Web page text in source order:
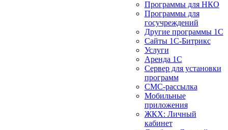
Программы для НКО
Программы для
госучреждений
Другие программы 1С
Сайты 1С-Битрикс
Услуги
Аренда 1С
Сервер для установки
программ
СМС-рассылка
Мобильные
приложения
ЖКХ: Личный
кабинет